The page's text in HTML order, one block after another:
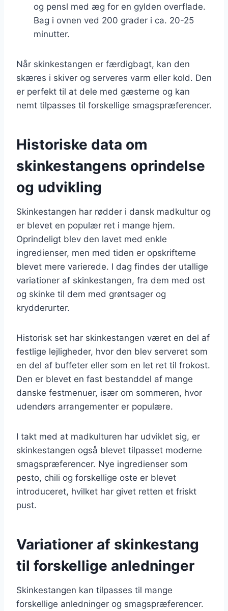
og pensl med æg for en gylden overflade.
Bag i ovnen ved 200 grader i ca. 20-25
minutter.
Når skinkestangen er færdigbagt, kan den
skæres i skiver og serveres varm eller kold. Den
er perfekt til at dele med gæsterne og kan
nemt tilpasses til forskellige smagspræferencer.
Historiske data om
skinkestangens oprindelse
og udvikling
Skinkestangen har rødder i dansk madkultur og
er blevet en populær ret i mange hjem.
Oprindeligt blev den lavet med enkle
ingredienser, men med tiden er opskrifterne
blevet mere varierede. I dag findes der utallige
variationer af skinkestangen, fra dem med ost
og skinke til dem med grøntsager og
krydderurter.
Historisk set har skinkestangen været en del af
festlige lejligheder, hvor den blev serveret som
en del af buffeter eller som en let ret til frokost.
Den er blevet en fast bestanddel af mange
danske festmenuer, især om sommeren, hvor
udendørs arrangementer er populære.
I takt med at madkulturen har udviklet sig, er
skinkestangen også blevet tilpasset moderne
smagspræferencer. Nye ingredienser som
pesto, chili og forskellige oste er blevet
introduceret, hvilket har givet retten et friskt
pust.
Variationer af skinkestang
til forskellige anledninger
Skinkestangen kan tilpasses til mange
forskellige anledninger og smagspræferencer.